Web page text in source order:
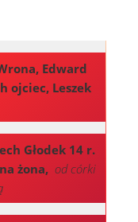
Edward
ojciec, Leszek
Głodek 14 r.
żona, od córki